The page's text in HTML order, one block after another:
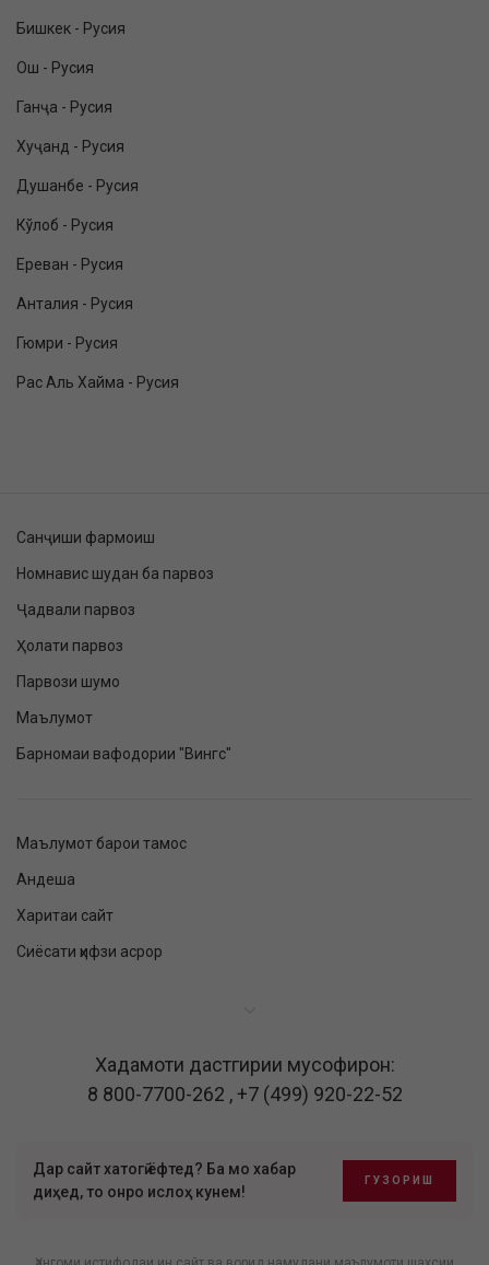
Бишкек - Русия
Ош - Русия
Ганҷа - Русия
Хуҷанд - Русия
Душанбе - Русия
Кўлоб - Русия
Ереван - Русия
Анталия - Русия
Гюмри - Русия
Рас Аль Хайма - Русия
Санҷиши фармоиш
Номнавис шудан ба парвоз
Ҷадвали парвоз
Ҳолати парвоз
Парвози шумо
Маълумот
Барномаи вафодории "Вингс"
Маълумот барои тамос
Андеша
Харитаи сайт
Сиёсати ҳифзи асрор
Хадамоти дастгирии мусофирон:
8 800-7700-262 ,+7 (499) 920-22-52
Дар сайт хатогӣ ёфтед? Ба мо хабар
диҳед, то онро ислоҳ кунем!
ГУЗОРИШ